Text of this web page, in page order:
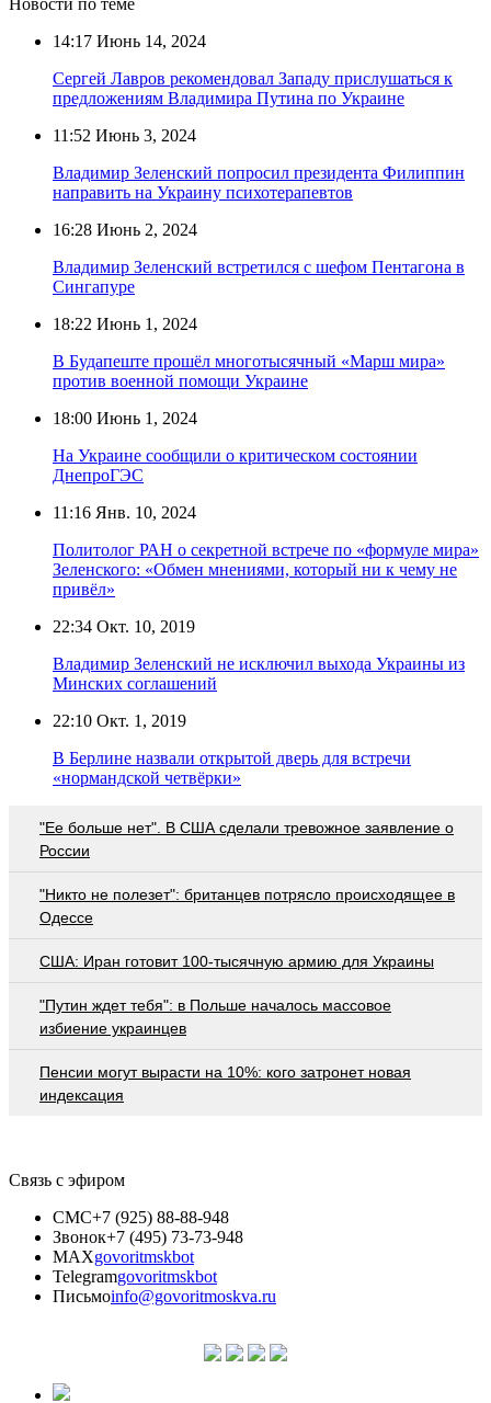
14:17 Июнь 14, 2024
Сергей Лавров рекомендовал Западу прислушаться к
предложениям Владимира Путина по Украине
11:52 Июнь 3, 2024
Владимир Зеленский попросил президента Филиппин
направить на Украину психотерапевтов
16:28 Июнь 2, 2024
Владимир Зеленский встретился с шефом Пентагона в
Сингапуре
18:22 Июнь 1, 2024
В Будапеште прошёл многотысячный «Марш мира»
против военной помощи Украине
18:00 Июнь 1, 2024
На Украине сообщили о критическом состоянии
ДнепроГЭС
11:16 Янв. 10, 2024
Политолог РАН о секретной встрече по «формуле мира»
Зеленского: «Обмен мнениями, который ни к чему не
привёл»
22:34 Окт. 10, 2019
Владимир Зеленский не исключил выхода Украины из
Минских соглашений
22:10 Окт. 1, 2019
В Берлине назвали открытой дверь для встречи
«нормандской четвёрки»
"Ее больше нет". В США сделали тревожное заявление о
России
"Никто не полезет": британцев потрясло происходящее в
Одессе
США: Иран готовит 100-тысячную армию для Украины
"Путин ждет тебя": в Польше началось массовое
избиение украинцев
Пенсии могут вырасти на 10%: кого затронет новая
индексация
Связь с эфиром
СМС+7 (925) 88-88-948
Звонок+7 (495) 73-73-948
MAXgovoritmskbot
Telegramgovoritmskbot
Письмоinfo@govoritmoskva.ru